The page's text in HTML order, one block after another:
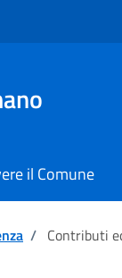
il Comune
/ Contributi